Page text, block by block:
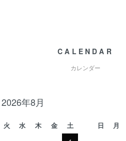
CALENDAR
カレンダー
2026年8月
火 水 木 金
土
日 月